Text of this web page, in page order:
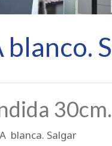
blanca. Salgar